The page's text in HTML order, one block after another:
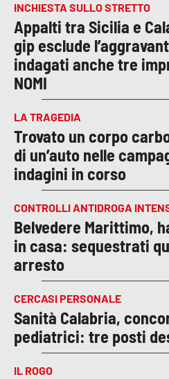
INCHIESTA SULLO STRETTO
Appalti tra Sicilia e
gip esclude
indagati anche tre
NOMI
LA TRAGEDIA
Trovato un corpo
di un’auto nelle
indagini in corso
CONTROLLI ANTIDROGA
Belvedere Marittimo,
in casa: sequestrati
arresto
CERCASI PERSONALE
Sanità Calabria,
pediatrici: tre posti
IL ROGO